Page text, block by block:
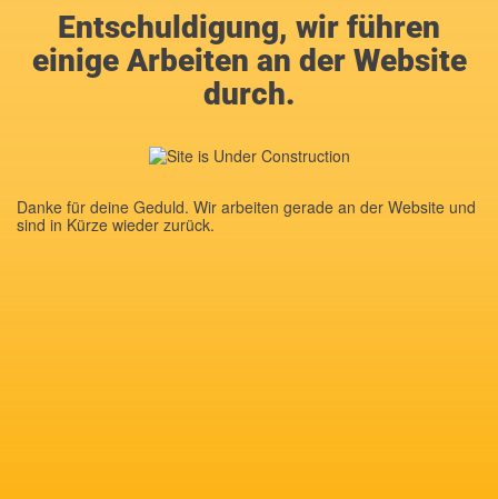
Entschuldigung, wir führen
einige Arbeiten an der Website
durch.
Danke für deine Geduld. Wir arbeiten gerade an der Website und
sind in Kürze wieder zurück.